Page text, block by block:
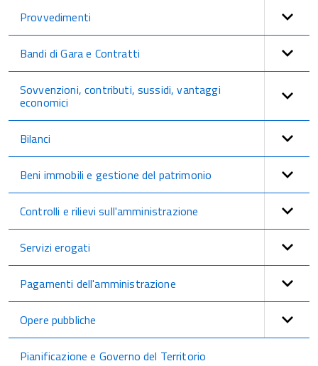
Provvedimenti
Bandi di Gara e Contratti
Sovvenzioni, contributi, sussidi, vantaggi
economici
Bilanci
Beni immobili e gestione del patrimonio
Controlli e rilievi sull'amministrazione
Servizi erogati
Pagamenti dell'amministrazione
Opere pubbliche
Pianificazione e Governo del Territorio